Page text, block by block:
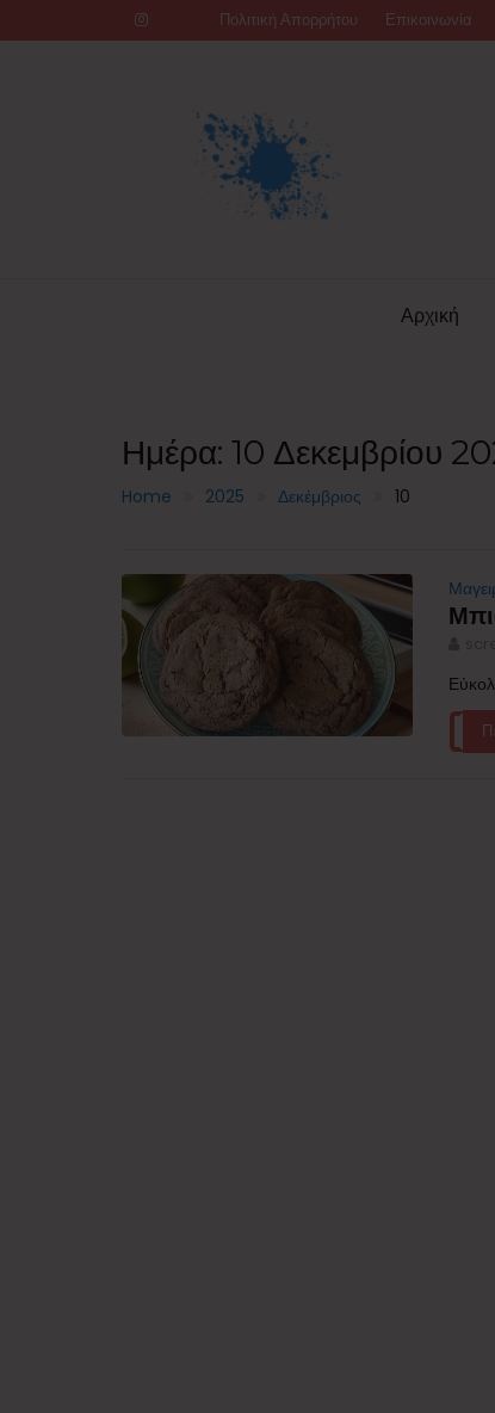
to
Πολιτική Απορρήτου Επικοινωνία
Αρχική
Ημέρα: 10 Δεκεμβρίου
Home 2025 Δεκέμβριος 10